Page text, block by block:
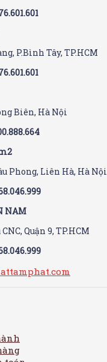
P.Bình Tây, TP.HCM
Biên, Hà Nội
Phong, Liên Hà, Hà Nội
NAM
Quận 9, TP.HCM